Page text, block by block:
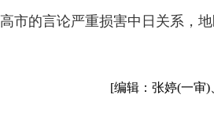
市的言论严重损害中日关系，
[编辑：张婷(一审